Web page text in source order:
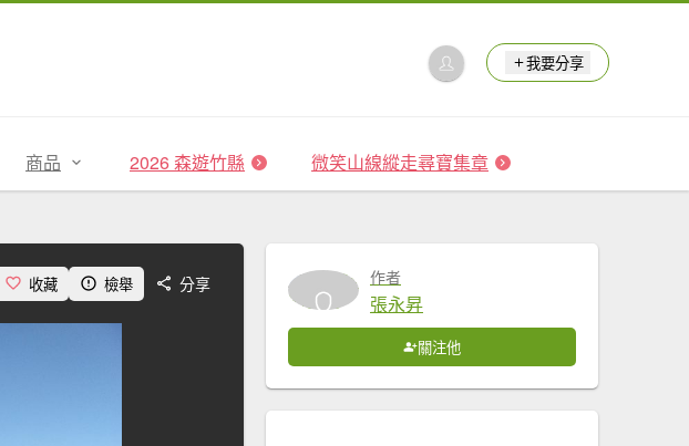
我要分享
商品 2026 森遊竹縣 微笑山線縱走尋寶集章
收藏 檢舉 分享 作者
張永昇
關注他